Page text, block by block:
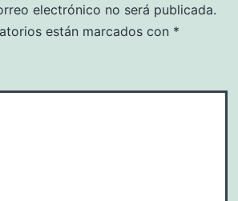
electrónico no será publicada.
están marcados con *